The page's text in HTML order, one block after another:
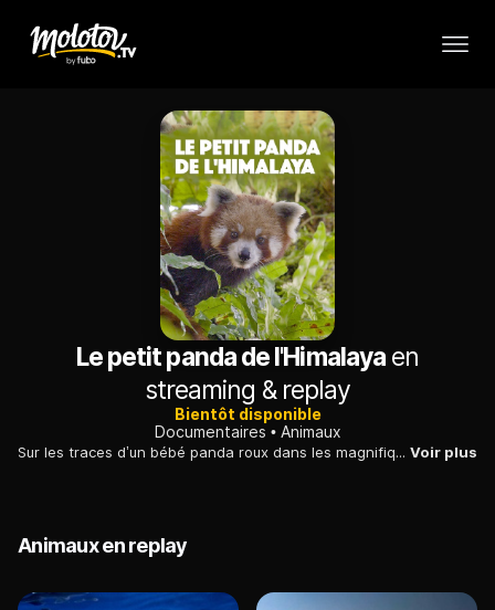
Le petit panda de l'Himalaya en
streaming & replay
Bientôt disponible
Documentaires
Animaux
Sur les traces d’un bébé panda roux dans les magnifiques paysages du Toit du monde. Voir plus
Animaux en replay